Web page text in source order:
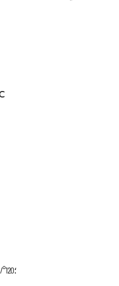
درجة
السرعة الزاوية الدورانية & le ؛120°/ق